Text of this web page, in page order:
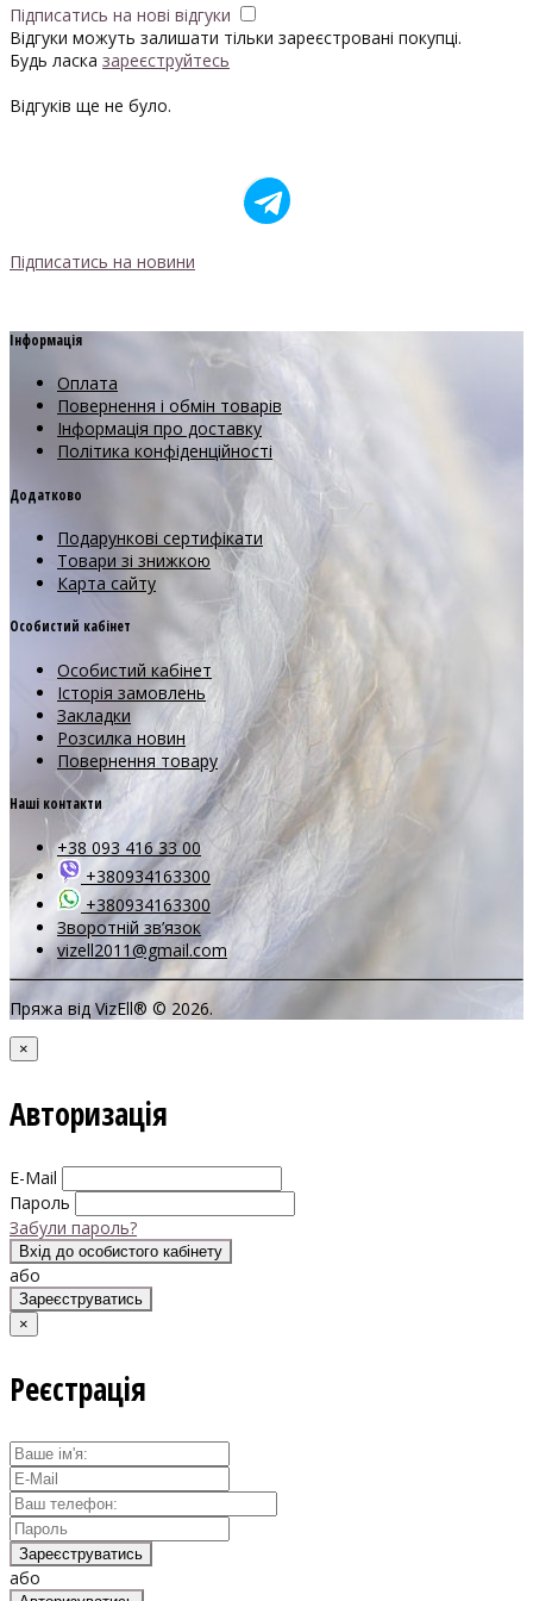
Підписатись на нові відгуки
Відгуки можуть залишати тільки зареєстровані покупці.
Будь ласка зареєструйтесь
Відгуків ще не було.
Підписатись на новини
Інформація
Оплата
Повернення і обмін товарів
Інформація про доставку
Політика конфіденційності
Додатково
Подарункові сертифікати
Товари зі знижкою
Карта сайту
Особистий кабінет
Особистий кабінет
Історія замовлень
Закладки
Розсилка новин
Повернення товару
Наші контакти
+38 093 416 33 00
+380934163300
+380934163300
Зворотній зв’язок
vizell2011@gmail.com
Пряжа від VizEll® © 2026.
×
Авторизація
E-Mail
Пароль
Забули пароль?
Вхід до особистого кабінету
або
Зареєструватись
×
Реєстрація
Зареєструватись
або